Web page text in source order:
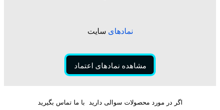
نمادهای سایت
مشاهده نمادهای اعتماد
اگر در مورد محصولات سوالی دارید با ما تماس بگیرید